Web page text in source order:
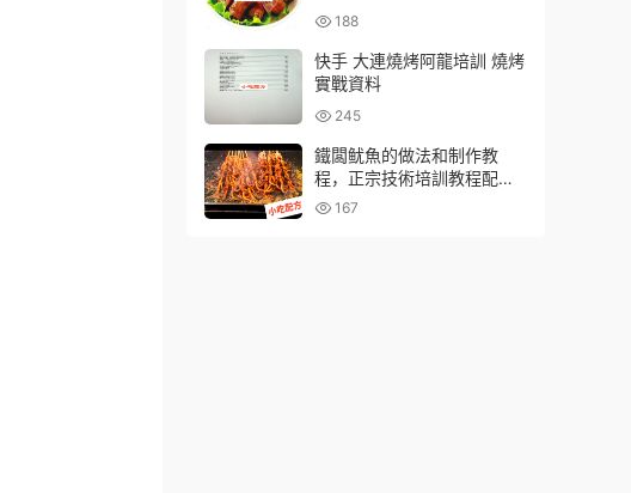
188
快手 大連燒烤阿龍培訓 燒烤
實戰資料
245
鐵闆鱿魚的做法和制作教
程，正宗技術培訓教程配方
教學視頻
167